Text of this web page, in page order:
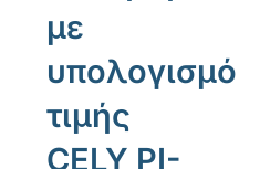
με
υπολογισμό
τιμής
CELY PI-